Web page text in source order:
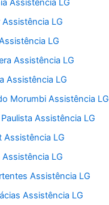
Assistência LG
LG
LG
Assistência LG
Assistência LG
Morumbi Assistência LG
Assistência LG
Assistência LG
LG
Assistência LG
Assistência LG